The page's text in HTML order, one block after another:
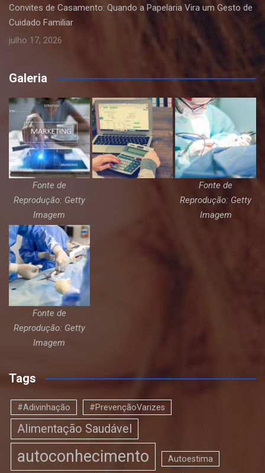
Convites de Casamento: Quando a Papelaria Vira um Gesto de
Cuidado Familiar
julho 17, 2026
Galeria
Fonte de
Reprodução: Getty
Imagem
Fonte de
Reprodução: Getty
Imagem
Fonte de
Reprodução: Getty
Imagem
Tags
#Adivinhação #PrevençãoVarizes
Alimentação Saudável
autoconhecimento Autoestima